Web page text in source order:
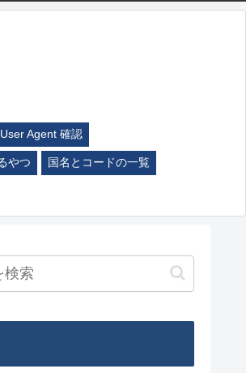
User Agent 確認
やつ 国名とコードの一覧